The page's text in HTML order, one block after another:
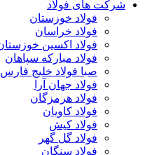
شرکت های فولاد
فولاد خوزستان
فولاد خراسان
فولاد اکسین
فولاد مبارکه سپاهان
صبا فولاد خلیج فارس
فولاد جهان آرا
فولاد هرمزگان
فولاد کاویان
فولاد کیش
فولاد گل گهر
فولاد سنگان